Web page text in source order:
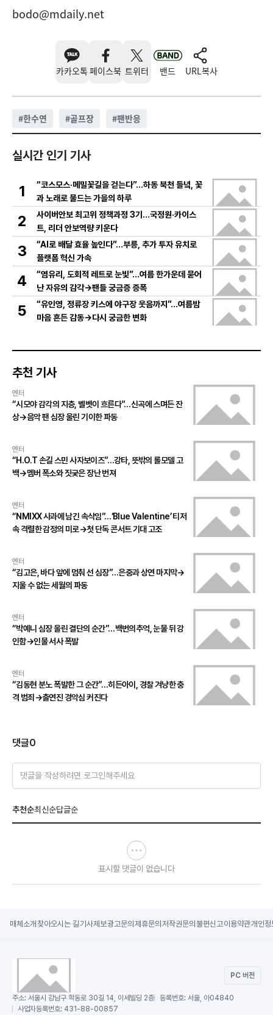
bodo@mdaily.net
카카오톡 페이스북 트위터 밴드 URL복사
#한수연 #골프장 #팬반응
실시간 인기 기사
1
“코스모스·메밀꽃길을 걷는다”…하동 북천 들녘, 꽃
과 노래로 물드는 가을의 하루
2
사이버안보 최고위 정책과정 3기…국정원·카이스
트, 리더 안보역량 키운다
3
“AI로 배달 효율 높인다”…부릉, 추가 투자 유치로
플랫폼 혁신 가속
4
“염유리, 도회적 레트로 눈빛”…여름 한가운데 묻어
난 자유의 감각→팬들 궁금증 증폭
5
“유인영, 정류장 키스에 야구장 웃음까지”…여름밤
마음 흔든 감동→다시 궁금한 변화
추천 기사
엔터
“시모야 감각의 지층, 벨벳이 흐른다”…신곡에 스며든 잔
상→음악 팬 심장 울린 기이한 파동
엔터
“H.O.T 손길 스민 사자보이즈”…강타, 뜻밖의 롤모델 고
백→멤버 폭소와 짓궂은 장난 번져
엔터
“NMIXX 사과에 남긴 속삭임”…‘Blue Valentine’ 티저
속 격렬한 감정의 미로→첫 단독 콘서트 기대 고조
엔터
“김고은, 바다 앞에 멈춰 선 심장”…은중과 상연 마지막→
지울 수 없는 세월의 파동
엔터
“박예니 심장 울린 결단의 순간”…백번의추억, 눈물 뒤 강
인함→인물 서사 폭발
엔터
“김동현 분노 폭발한 그 순간”…히든아이, 경찰 겨냥한 충
격 범죄→출연진 경악심 커진다
댓글0
댓글을 작성하려면 로그인해주세요
추천순최신순답글순
표시할 댓글이 없습니다
매체소개 찾아오시는 길기사제보광고문의 제휴문의 저작권문의 불편신고이용약관개인정
PC 버전
주소: 서울시 강남구 학동로 30길 14, 이세빌딩 2층 등록번호: 서울, 아04840
사업자등록번호: 431-88-00857